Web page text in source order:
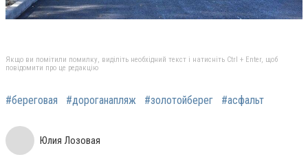
Якщо ви помітили помилку, виділіть необхідний текст і натисніть Ctrl + Enter, щоб
повідомити про це редакцію
#береговая #дороганапляж #золотойберег #асфальт
Юлия Лозовая